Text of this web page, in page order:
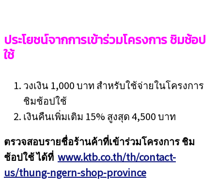
ประโยชน์จากการเข้าร่วมโครงการ ชิมช้อป
ใช้
วงเงิน 1,000 บาท สำหรับใช้จ่ายในโครงการ
ชิมช้อปใช้
เงินคืนเพิ่มเติม 15% สูงสุด 4,500 บาท
ตรวจสอบรายชื่อร้านค้าที่เข้าร่วมโครงการ ชิม
ช้อปใช้ ได้ที่ www.ktb.co.th/th/contact-
us/thung-ngern-shop-province